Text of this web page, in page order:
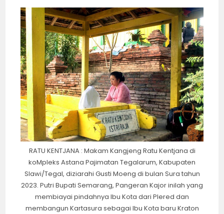
RATU KENTJANA : Makam Kangjeng Ratu Kentjana di
koMpleks Astana Pajimatan Tegalarum, Kabupaten
Slawi/Tegal, diziarahi Gusti Moeng di bulan Sura tahun
2023. Putri Bupati Semarang, Pangeran Kajor inilah yang
membiayai pindahnya Ibu Kota dari Plered dan
membangun Kartasura sebagai Ibu Kota baru Kraton